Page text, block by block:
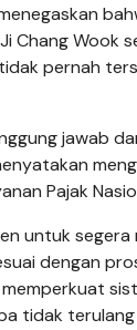
Chang Wook
pernah
jawab
Pajak
untuk segera
dengan
tidak